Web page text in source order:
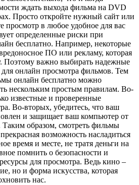
ждать выхода фильма на DVD
Просто откройте нужный сайт или
просмотр в любое удобное для вас
определенные риски при
бесплатно. Например, некоторые
ПО или рекламу, которая
Поэтому важно выбирать надежные
онлайн просмотра фильмов. Тем
онлайн бесплатно можно
нескольким простым правилам. Во-
известные и проверенные
Во-вторых, убедитесь, что ваш
и защищает ваш компьютер от
образом, смотреть фильмы
возможность насладиться
время и месте, не тратя деньги на
помнить о безопасности и
для просмотра. Ведь кино –
но и форма искусства, которая
нас.